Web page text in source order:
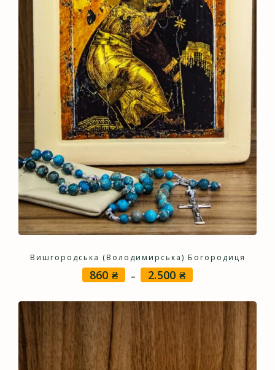
Вишгородська (Володимирська) Богородиця
860 ₴ – 2.500 ₴
860 ₴
2.500 ₴